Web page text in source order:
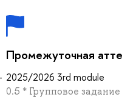
Промежуточная
2025/2026 3rd module
0.5 * Групповое